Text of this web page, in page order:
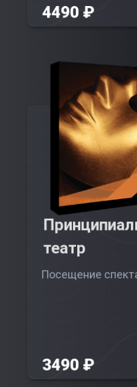
театр
Посещение
3490 ₽
4490 ₽